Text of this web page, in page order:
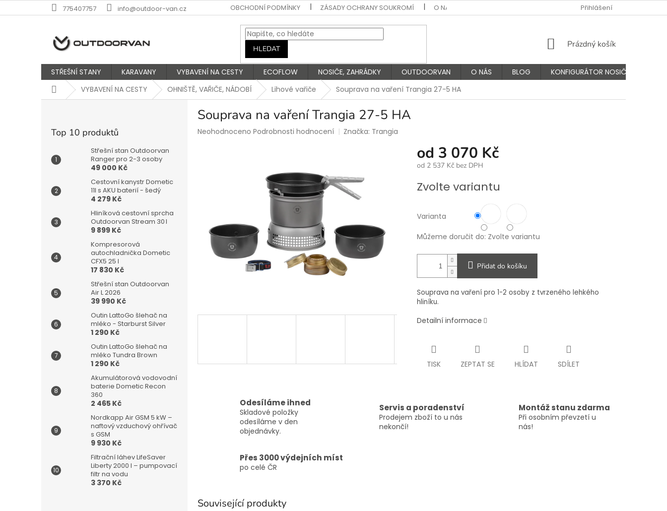
na
775407757 info@outdoor-van.cz OBCHODNÍ PODMÍNKY ZÁSADY OCHRANY SOUKROMÍ O NÁS VÝMĚNA A VRÁCENÍ ZBOŽÍ
Přihlášení
HLEDAT
NÁKUPNÍ
Prázdný košík
STŘEŠNÍ STANY KARAVANY VYBAVENÍ NA CESTY ECOFLOW NOSIČE, ZAHRÁDKY OUTDOORVAN O NÁS BLOG
KONFIGURÁTOR NOSIČŮ
DomůVYBAVENÍ NA CESTY OHNIŠTĚ, VAŘIČE, NÁDOBÍ Lihové vařiče Souprava na vaření Trangia 27-5 HA
Top 10 produktů
Střešní stan Outdoorvan
Ranger pro 2-3 osoby
49 000 Kč
Cestovní kanystr Dometic
11l s AKU baterií - šedý
4 279 Kč
Hliníková cestovní sprcha
Outdoorvan Stream 30 l
9 899 Kč
Kompresorová
autochladnička Dometic
CFX5 25 l
17 830 Kč
Střešní stan Outdoorvan
Air L 2026
39 990 Kč
Outin LattoGo šlehač na
mléko - Starburst Silver
1 290 Kč
Outin LattoGo šlehač na
mléko Tundra Brown
1 290 Kč
Akumulátorová vodovodní
baterie Dometic Recon
360
2 465 Kč
Nordkapp Air GSM 5 kW –
naftový vzduchový ohřívač
s GSM
9 930 Kč
Filtrační láhev LifeSaver
Liberty 2000 l – pumpovací
filtr na vodu
3 370 Kč
Souprava na vaření Trangia 27-5 HA
Průměrné
Neohodnoceno Podrobnosti hodnocení Značka: Trangia
od 3 070 Kč
od 2 537 Kčbez DPH
cena:
Zvolte variantu
Varianta
Můžeme doručit do: Zvolte variantu
Přidat do košíku
Souprava na vaření pro 1-2 osoby z tvrzeného lehkého
hliníku.
Detailní informace
TISK ZEPTAT SE HLÍDAT SDÍLET
Odesíláme ihned
Skladové položky
odesíláme v den
objednávky.
Servis a poradenství
Prodejem zboží to u nás
nekončí!
Montáž stanu zdarma
Při osobním převzetí u
nás!
Přes 3000 výdejních míst
po celé ČR
Související produkty